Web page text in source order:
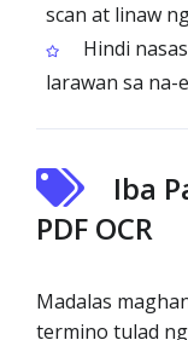
scan at linaw
Hindi
larawan sa na-
Iba
PDF OCR
Madalas
termino tulad ng